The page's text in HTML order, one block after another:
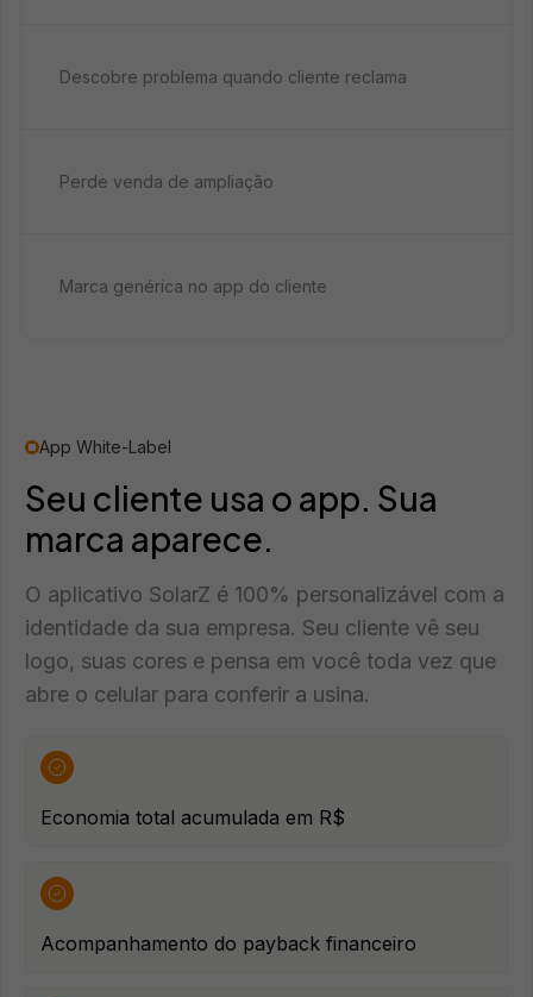
Descobre problema quando cliente reclama
Perde venda de ampliação
Marca genérica no app do cliente
App White-Label
Seu cliente usa o app. Sua
marca aparece.
O aplicativo SolarZ é 100% personalizável com a
identidade da sua empresa. Seu cliente vê seu
logo, suas cores e pensa em você toda vez que
abre o celular para conferir a usina.
Economia total acumulada em R$
Acompanhamento do payback financeiro